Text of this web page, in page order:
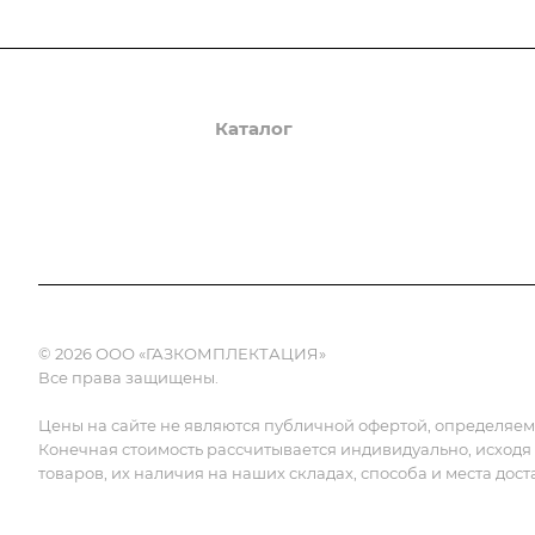
Каталог
© 2026 ООО «ГАЗКОМПЛЕКТАЦИЯ»
Все права защищены.
Цены на сайте не являются публичной офертой,
Конечная стоимость рассчитывается индивидуально,
товаров, их наличия на наших складах, способа и места